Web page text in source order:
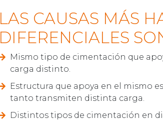
LAS CAUSAS MÁS
DIFERENCIALES
Mismo tipo de cimentación que
carga distinto.
Estructura que apoya en el mismo
tanto transmiten distinta carga.
Distintos tipos de cimentación en